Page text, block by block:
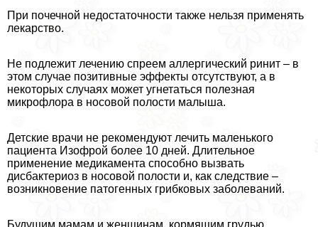
При почечной недостаточности также нельзя применять
лекарство.
Не подлежит лечению спреем аллергический ринит – в
этом случае позитивные эффекты отсутствуют, а в
некоторых случаях может угнетаться полезная
микрофлора в носовой полости малыша.
Детские врачи не рекомендуют лечить маленького
пациента Изофрой более 10 дней. Длительное
применение медикамента способно вызвать
дисбактериоз в носовой полости и, как следствие –
возникновение патогенных грибковых заболеваний.
Будущим мамам и женщинам, кормящим гpyдью